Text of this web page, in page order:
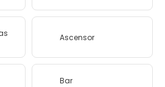
Ascensor
Bar